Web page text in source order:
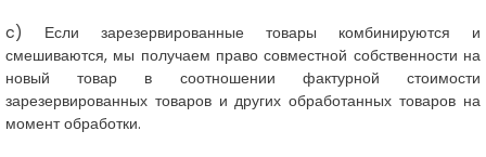
c) Если зарезервированные товары комбинируются и
смешиваются, мы получаем право совместной собственности на
новый товар в соотношении фактурной стоимости
зарезервированных товаров и других обработанных товаров на
момент обработки.